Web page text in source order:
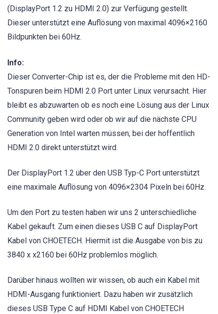
(DisplayPort 1.2 zu HDMI 2.0) zur Verfügung gestellt.
Dieser unterstützt eine Auflösung von maximal 4096×2160
Bildpunkten bei 60Hz.
Info:
Dieser Converter-Chip ist es, der die Probleme mit den HD-
Tonspuren beim HDMI 2.0 Port unter Linux verursacht. Hier
bleibt es abzuwarten ob es noch eine Lösung aus der Linux
Community geben wird oder ob wir auf die nächste CPU
Generation von Intel warten müssen, bei der hoffentlich
HDMI 2.0 direkt unterstützt wird.
Der DisplayPort 1.2 über den USB Typ-C Port unterstützt
eine maximale Auflösung von 4096×2304 Pixeln bei 60Hz.
Um den Port zu testen haben wir uns 2 unterschiedliche
Kabel gekauft. Zum einen dieses USB C auf DisplayPort
Kabel von CHOETECH. Hiermit ist die Ausgabe von bis zu
3840 x x2160 bei 60Hz problemlos möglich.
Darüber hinaus wollten wir wissen, ob auch ein Kabel mit
HDMI-Ausgang funktioniert. Dazu haben wir zusätzlich
dieses USB Type C auf HDMI Kabel von CHOETECH